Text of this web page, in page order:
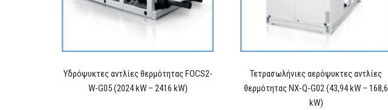
Υδρόψυκτες αντλίες θερμότητας FOCS2-
W-G05 (2024 kW – 2416 kW)
Τετρασωλήνιες αερόψυκτες αντλίες
θερμότητας NX-Q-G02 (43,94 kW – 168,6
kW)